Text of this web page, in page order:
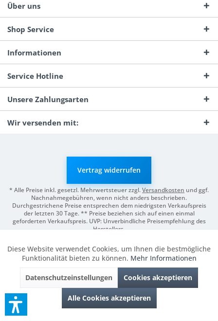
Über uns
Shop Service
Informationen
Service Hotline
Unsere Zahlungsarten
Wir versenden mit:
Vertrag widerrufen
* Alle Preise inkl. gesetzl. Mehrwertsteuer zzgl.Versandkosten und ggf.
Nachnahmegebühren, wenn nicht anders beschrieben.
Durchgestrichene Preise entsprechen dem niedrigsten Verkaufspreis
der letzten 30 Tage. ** Preise beziehen sich auf einen einmal
geforderten Verkaufspreis. UVP: Unverbindliche Preisempfehlung des
Herstellers.
Funktionale Aktiv
Marketing Inaktiv
Tracking Inaktiv
Diese Website verwendet Cookies, um Ihnen die bestmögliche
Funktionalität bieten zu können. Mehr Informationen
Datenschutzeinstellungen Cookies akzeptieren
Alle Cookies akzeptieren